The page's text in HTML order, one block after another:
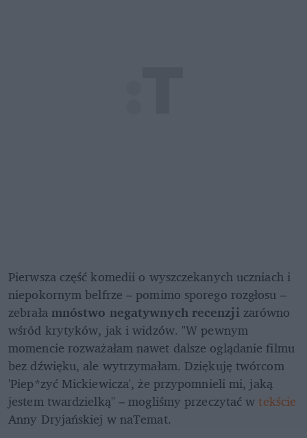
Pierwsza część komedii o wyszczekanych uczniach i
niepokornym belfrze – pomimo sporego rozgłosu –
zebrała mnóstwo negatywnych recenzji zarówno
wśród krytyków, jak i widzów. "W pewnym
momencie rozważałam nawet dalsze oglądanie filmu
bez dźwięku, ale wytrzymałam. Dziękuję twórcom
'Piep*zyć Mickiewicza', że przypomnieli mi, jaką
jestem twardzielką" – mogliśmy przeczytać w tekście
Anny Dryjańskiej w naTemat.